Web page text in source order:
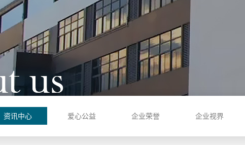
资讯中心 爱心公益 企业荣誉 企业视界